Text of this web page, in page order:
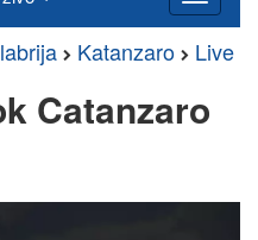
Katanzaro Live
Catanzaro